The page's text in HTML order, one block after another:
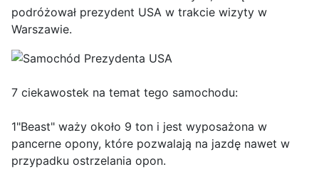
podróżował prezydent USA w trakcie wizyty w
Warszawie.
7 ciekawostek na temat tego samochodu:
1"Beast" waży około 9 ton i jest wyposażona w
pancerne opony, które pozwalają na jazdę nawet w
przypadku ostrzelania opon.